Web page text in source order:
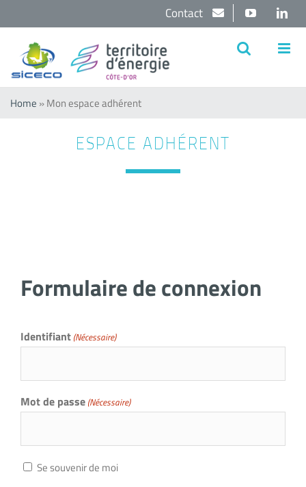
contenu
YouTube
Contact
Home »Mon espace adhérent
ESPACE ADHÉRENT
Formulaire de connexion
Identifiant (Nécessaire)
Mot de passe (Nécessaire)
Se souvenir de moi